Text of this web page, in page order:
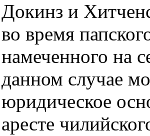
Докинз и
во время
намеченного на
данном случае
юридическое
аресте